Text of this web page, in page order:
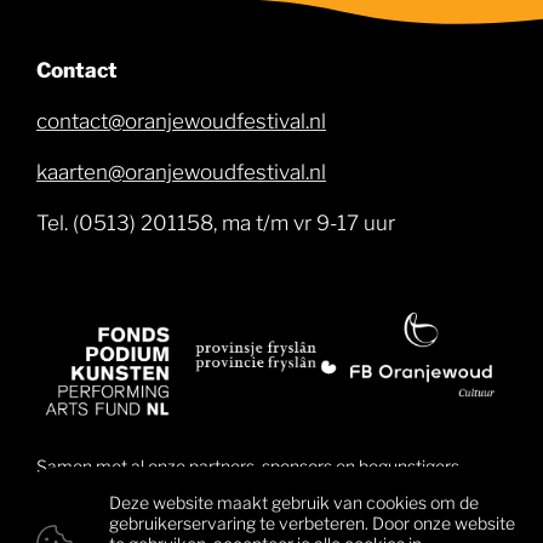
Contact
contact@oranjewoudfestival.nl
kaarten@oranjewoudfestival.nl
Tel. (0513) 201158, ma t/m vr 9-17 uur
Samen met al onze partners, sponsors en begunstigers
mensen dichter bij elkaar. Klik hier voor een overzicht van
alle begunstigers.
Deze website maakt gebruik van cookies om de
gebruikerservaring te verbeteren. Door onze website